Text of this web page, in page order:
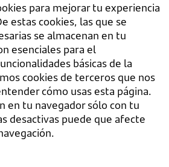
para mejorar tu experiencia
estas cookies, las que se
se almacenan en tu
esenciales para el
básicas de la
cookies de terceros que nos
cómo usas esta página.
en tu navegador sólo con tu
desactivas puede que afecte